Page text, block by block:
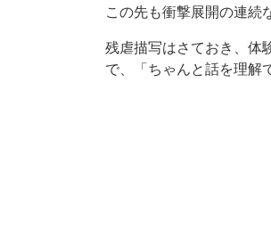
この先も衝撃展開の連続
残虐描写はさておき、体
で、「ちゃんと話を理解